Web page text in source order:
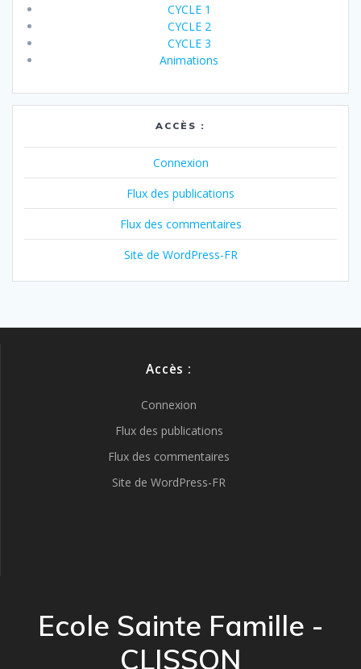
CYCLE 1
CYCLE 2
CYCLE 3
Animations
ACCÈS :
Connexion
Flux des publications
Flux des commentaires
Site de WordPress-FR
Accès :
Connexion
Flux des publications
Flux des commentaires
Site de WordPress-FR
Ecole Sainte Famille -
CLISSON